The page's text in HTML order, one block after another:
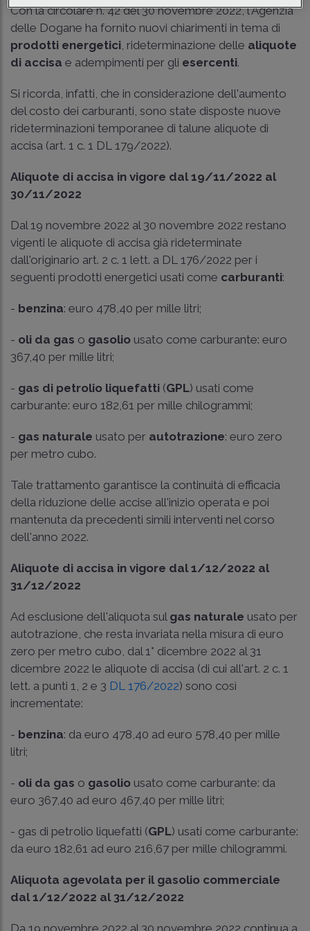
Con la circolare n. 42 del 30 novembre 2022, l'Agenzia
delle Dogane ha fornito nuovi chiarimenti in tema di
prodotti energetici , rideterminazione delle aliquote
di accisa e adempimenti per gli esercenti.
Si ricorda, infatti, che in considerazione dell'aumento
del costo dei carburanti, sono state disposte nuove
rideterminazioni temporanee di talune aliquote di
accisa (art. 1 c. 1 DL 179/2022).
Aliquote di accisa in vigore dal 19/11/2022 al
30/11/2022
Dal 19 novembre 2022 al 30 novembre 2022 restano
vigenti le aliquote di accisa già rideterminate
dall'originario art. 2 c. 1 lett. a DL 176/2022 per i
seguenti prodotti energetici usati come carburanti:
- benzina: euro 478,40 per mille litri;
- oli da gas o gasolio usato come carburante: euro
367,40 per mille litri;
- gas di petrolio liquefatti (GPL) usati come
carburante: euro 182,61 per mille chilogrammi;
- gas naturale usato per autotrazione: euro zero
per metro cubo.
Tale trattamento garantisce la continuità di efficacia
della riduzione delle accise all'inizio operata e poi
mantenuta da precedenti simili interventi nel corso
dell'anno 2022.
Aliquote di accisa in vigore dal 1/12/2022 al
31/12/2022
Ad esclusione dell'aliquota sul gas naturale usato per
autotrazione, che resta invariata nella misura di euro
zero per metro cubo, dal 1° dicembre 2022 al 31
dicembre 2022 le aliquote di accisa (di cui all'art. 2 c. 1
lett. a punti 1, 2 e 3 DL 176/2022) sono così
incrementate:
- benzina: da euro 478,40 ad euro 578,40 per mille
litri;
- oli da gas o gasolio usato come carburante: da
euro 367,40 ad euro 467,40 per mille litri;
- gas di petrolio liquefatti (GPL) usati come carburante:
da euro 182,61 ad euro 216,67 per mille chilogrammi.
Aliquota agevolata per il gasolio commerciale
dal 1/12/2022 al 31/12/2022
Da 19 novembre 2022 al 30 novembre 2022 continua a